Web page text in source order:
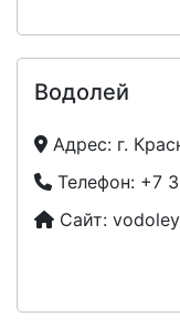
Водолей
Адрес: г.
Телефон: +7
Сайт: